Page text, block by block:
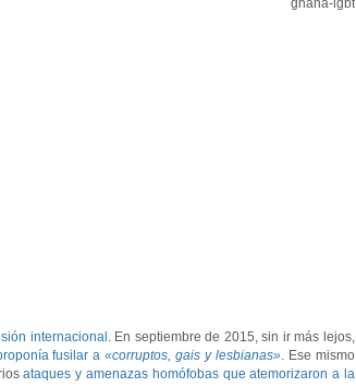
internacional . En septiembre de 2015, sin ir más lejos,
fusilar a«corruptos, gais y lesbianas». Ese mismo
ataques y amenazas homófobas que atemorizaron a la